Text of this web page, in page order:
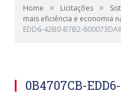
Home » Licitações »
mais eficiência e economia
EDD6-42B0-B7B2-
0B4707CB-